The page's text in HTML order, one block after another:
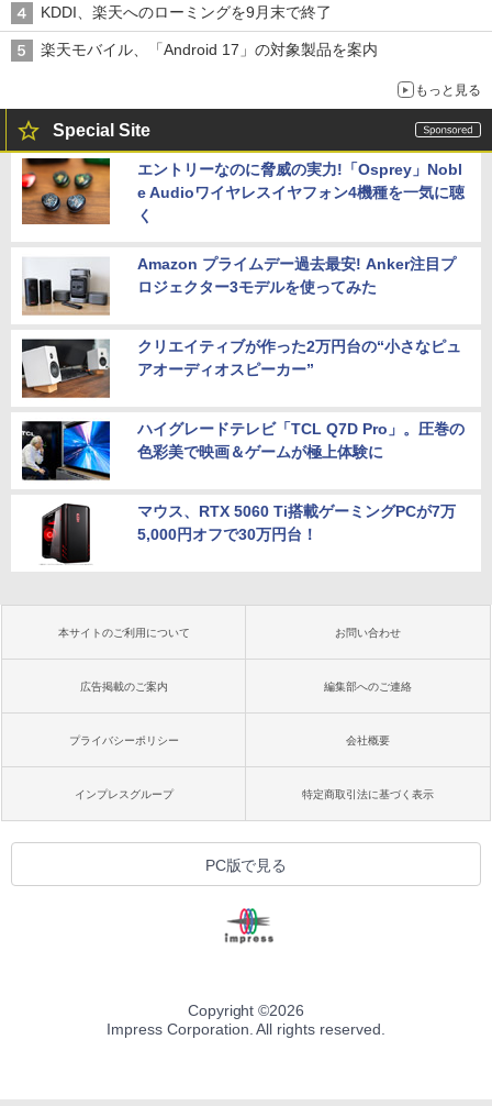
KDDI、楽天へのローミングを9月末で終了
楽天モバイル、「Android 17」の対象製品を案内
もっと見る
Special Site
エントリーなのに脅威の実力!「Osprey」Nobl
e Audioワイヤレスイヤフォン4機種を一気に聴
く
Amazon プライムデー過去最安! Anker注目プ
ロジェクター3モデルを使ってみた
クリエイティブが作った2万円台の“小さなピュ
アオーディオスピーカー”
ハイグレードテレビ「TCL Q7D Pro」。圧巻の
色彩美で映画＆ゲームが極上体験に
マウス、RTX 5060 Ti搭載ゲーミングPCが7万
5,000円オフで30万円台！
本サイトのご利用について お問い合わせ
広告掲載のご案内 編集部へのご連絡
プライバシーポリシー 会社概要
インプレスグループ 特定商取引法に基づく表示
PC版で見る
Copyright ©2026
Impress Corporation. All rights reserved.